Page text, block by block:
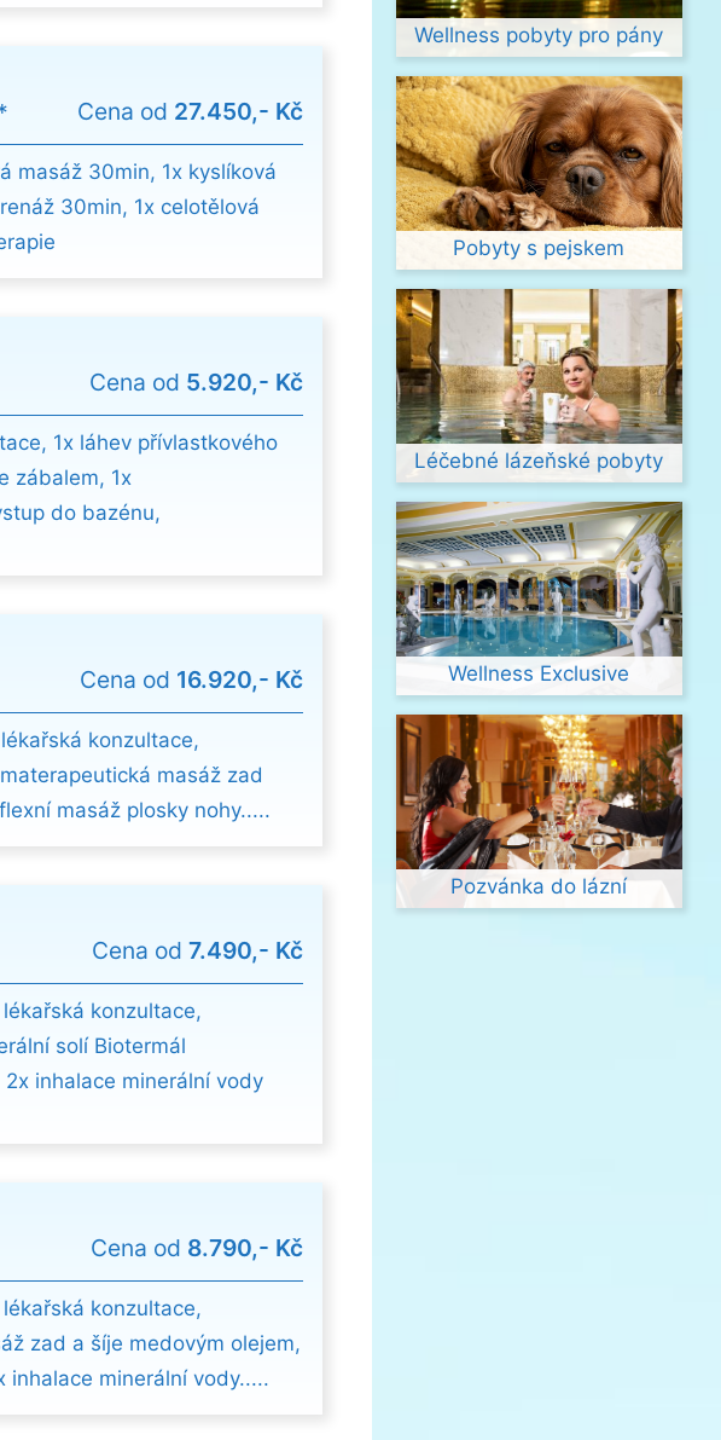
masáž 30min, 1x kyslíková
30min, 1x celotělová
Cena od 27.450,- Kč
1x láhev přívlastkového
zábalem, 1x
do bazénu,
Cena od 5.920,- Kč
konzultace,
masáž zad
masáž plosky nohy.....
Cena od 16.920,- Kč
konzultace,
solí Biotermál
inhalace minerální vody
Cena od 7.490,- Kč
konzultace,
zad a šíje medovým olejem,
inhalace minerální vody.....
Cena od 8.790,- Kč
Wellness pobyty pro pány
Pobyty s pejskem
Léčebné lázeňské pobyty
Wellness Exclusive
Pozvánka do lázní